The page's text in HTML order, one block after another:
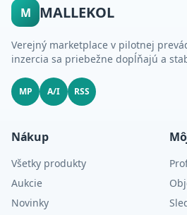
M MALLEKOL
Verejný marketplace v pilotnej
inzercia sa priebežne dopĺňajú a
MP A/I RSS
Nákup
Všetky produkty
Aukcie
Novinky